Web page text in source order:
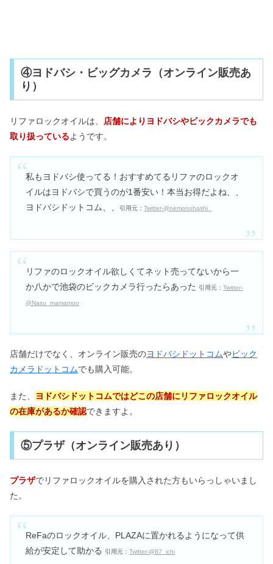
④ヨドバシ・ビッグカメラ（オンライン販売あ
り）
リファロックオイルは、 店舗によりヨドバシやビックカメラでも
取り扱っているようです。
私もヨドバシ使ってる！おすすめてるリファのロックオ
イルはヨドバシで買うのが1番安い！本当お得だよね、、
ヨドバシドットコム、、
引用元：Twitter-@nemonohashi_
リファのロックオイル欲しくてネット売ってないから一
か八かで池袋のビックカメラ行ったらあった
引用元：Twitter-
@Nasu_mamamoo
店舗だけでなく、オンライン販売のヨドバシドットコムやビック
カメラドットコムでも購入可能。
また、
ヨドバシドットコムではどこの店舗にリファロックオイル
の在庫があるか確認できますよ。
⑤プラザ（オンライン販売あり）
プラザでリファロックオイルを購入された方もいらっしゃいまし
た。
ReFaのロックオイル、PLAZAに置かれるようになって供
給が安定して助かる
引用元：Twitter-@87_ichi